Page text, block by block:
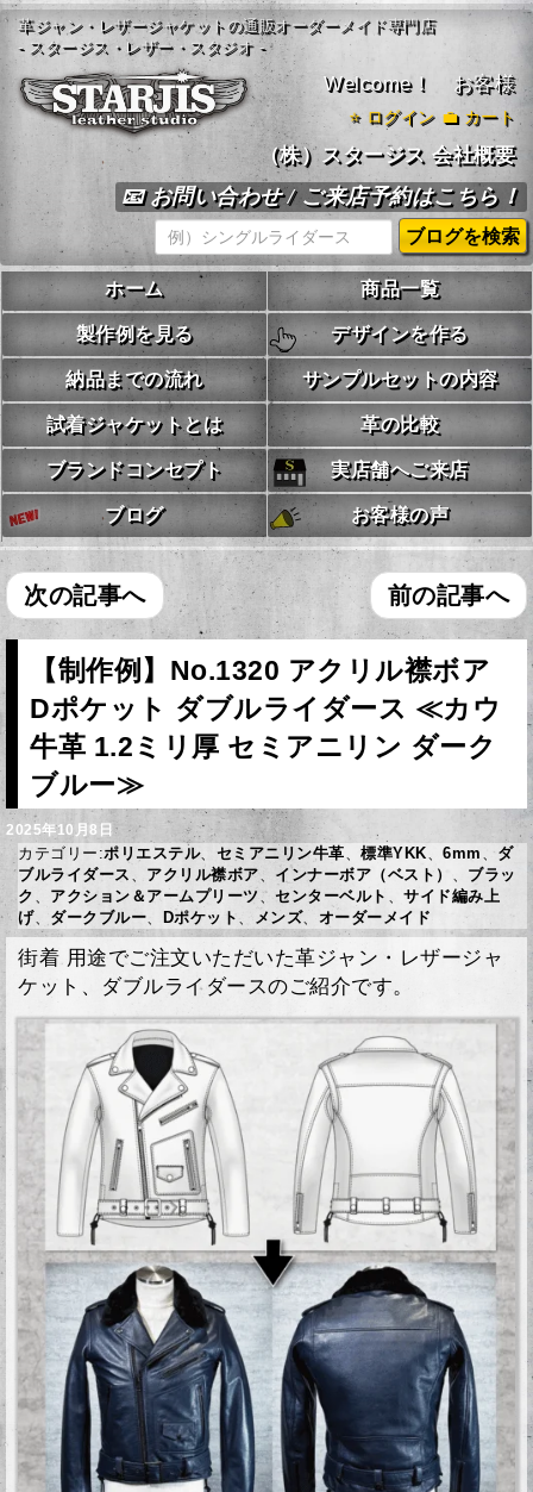
革ジャン・レザージャケットの通販オーダーメイド専門店
- スタージス・レザー・スタジオ -
Welcome！ お客様
⭐ ログイン 💼 カート
（株）スタージス 会社概要
📧 お問い合わせ / ご来店予約はこちら！
ホーム 商品一覧
製作例を見る デザインを作る
納品までの流れ サンプルセットの内容
試着ジャケットとは 革の比較
ブランドコンセプト 実店舗へご来店
ブログ お客様の声
次の記事へ 前の記事へ
【制作例】No.1320 アクリル襟ボア
Dポケット ダブルライダース ≪カウ
牛革 1.2ミリ厚 セミアニリン ダーク
ブルー≫
2025年10月8日
カテゴリー:ポリエステル、 セミアニリン牛革、 標準YKK、 6mm 、 ダ
ブルライダース 、 アクリル襟ボア、 インナーボア（ベスト） 、 ブラッ
ク 、 アクション＆アームプリーツ 、 センターベルト 、 サイド編み上
げ、 ダークブルー、 Dポケット 、 メンズ、 オーダーメイド
街着 用途でご注文いただいた革ジャン・レザージャ
ケット、ダブルライダースのご紹介です。